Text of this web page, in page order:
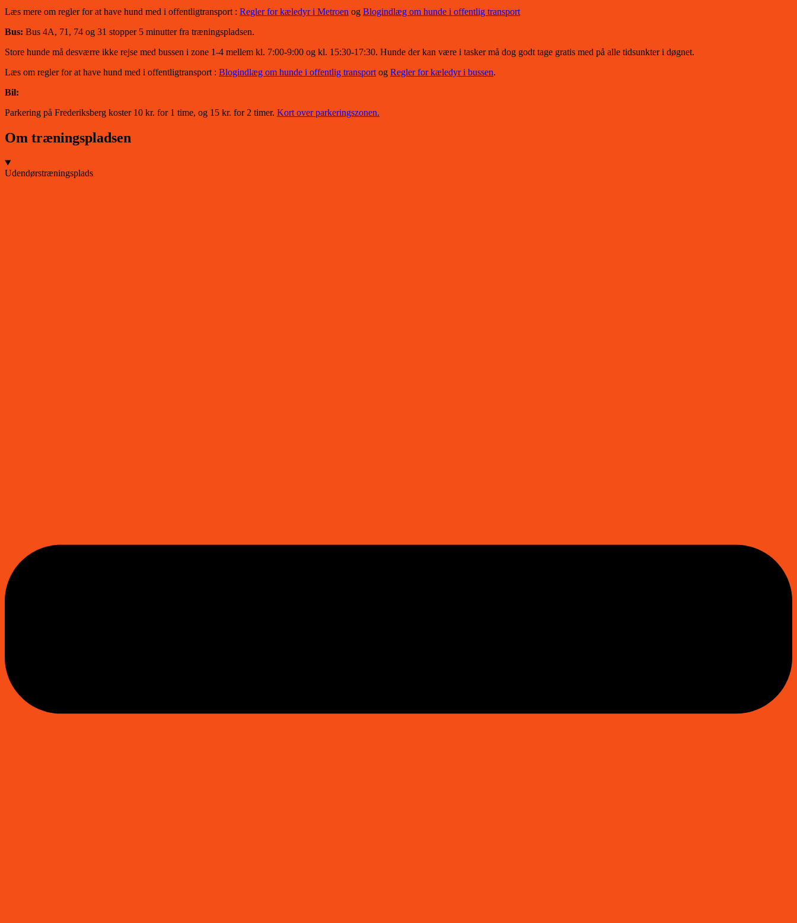
Læs mere om regler for at have hund med i offentligtransport : Regler for kæledyr i Metroen og Blogindlæg om hunde i offentlig transport
Bus: Bus 4A, 71, 74 og 31 stopper 5 minutter fra træningspladsen.
Store hunde må desværre ikke rejse med bussen i zone 1-4 mellem kl. 7:00-9:00 og kl. 15:30-17:30. Hunde der kan være i tasker må dog godt tage gratis med på alle tidsunkter i døgnet.
Læs om regler for at have hund med i offentligtransport : Blogindlæg om hunde i offentlig transport og Regler for kæledyr i bussen.
Bil:
Parkering på Frederiksberg koster 10 kr. for 1 time, og 15 kr. for 2 timer. Kort over parkeringszonen.
Om træningspladsen
Udendørstræningsplads